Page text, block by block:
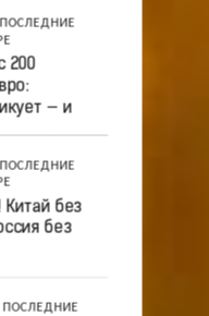
ПОСЛЕДНИЕ
200
— и
ПОСЛЕДНИЕ
без
без
ПОСЛЕДНИЕ